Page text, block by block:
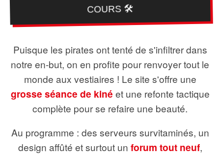
COURS 🛠️
Puisque les pirates ont tenté de s'infiltrer dans
notre en-but, on en profite pour renvoyer tout le
monde aux vestiaires ! Le site s'offre une
grosse séance de kiné et une refonte tactique
complète pour se refaire une beauté.
Au programme : des serveurs survitaminés, un
design affûté et surtout un forum tout neuf,